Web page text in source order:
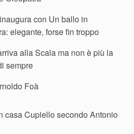
inaugura con Un ballo in
elegante, forse fin troppo
alla Scala ma non è più la
sempre
Foà
casa Cupiello secondo Antonio